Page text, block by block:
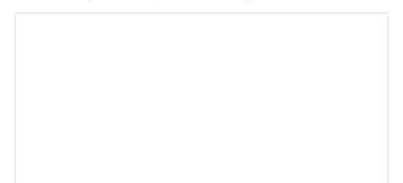
Линия Бутылка Для Воды С Соломенной